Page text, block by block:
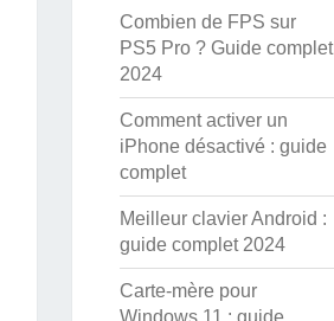
Combien de FPS sur
PS5 Pro ? Guide complet
2024
Comment activer un
iPhone désactivé : guide
complet
Meilleur clavier Android :
guide complet 2024
Carte-mère pour
Windows 11 : guide